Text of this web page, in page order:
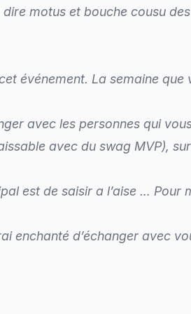
dire motus et bouche cousu
événement. La semaine
avec les personnes qui
avec du swag MVP),
est de saisir a l’aise …
enchanté d’échanger avec